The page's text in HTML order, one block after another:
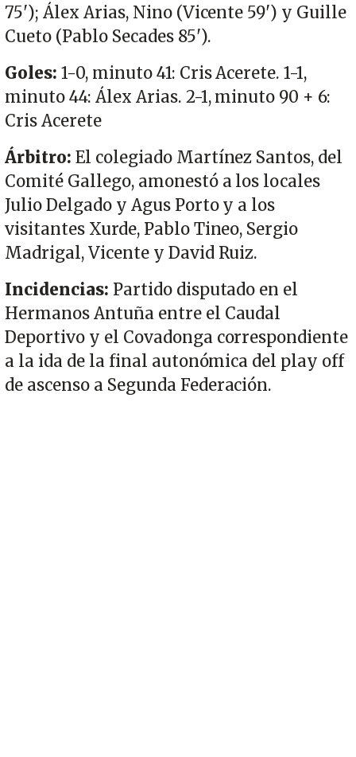
75'); Álex Arias, Nino (Vicente 59') y Guille
Cueto (Pablo Secades 85').
Goles: 1-0, minuto 41: Cris Acerete. 1-1,
minuto 44: Álex Arias. 2-1, minuto 90 + 6:
Cris Acerete
Árbitro: El colegiado Martínez Santos, del
Comité Gallego, amonestó a los locales
Julio Delgado y Agus Porto y a los
visitantes Xurde, Pablo Tineo, Sergio
Madrigal, Vicente y David Ruiz.
Incidencias: Partido disputado en el
Hermanos Antuña entre el Caudal
Deportivo y el Covadonga correspondiente
a la ida de la final autonómica del play off
de ascenso a Segunda Federación.